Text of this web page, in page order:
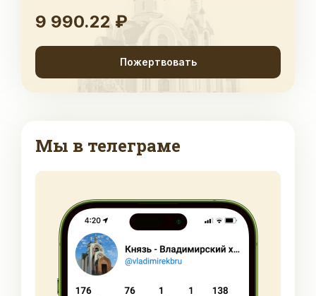
9 990.22 ₽
Пожертвовать
Мы в телеграме